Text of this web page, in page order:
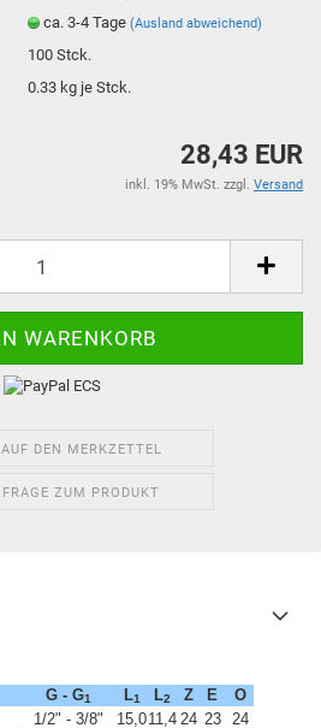
ca. 3-4 Tage(Ausland abweichend)
100Stck.
0.33 kg je Stck.
28,43 EUR
inkl. 19% MwSt. zzgl. Versand
AUF DEN MERKZETTEL
FRAGE ZUM PRODUKT
G - G1 L1 L2 Z E
O
1/2" - 3/8"
15,011,4 24 23
24